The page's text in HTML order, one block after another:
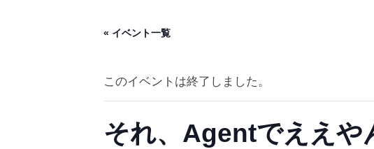
« イベント一覧
このイベントは終了しました。
それ、Agentでええや